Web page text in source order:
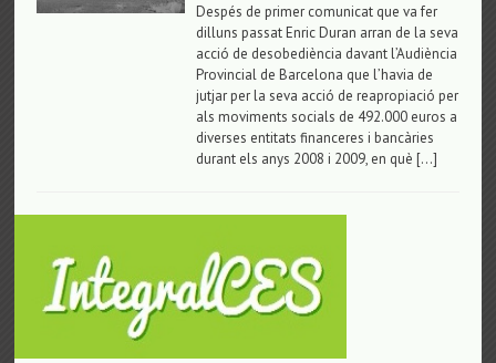
Despés de primer comunicat que va fer
dilluns passat Enric Duran arran de la seva
acció de desobediència davant l’Audiència
Provincial de Barcelona que l’havia de
jutjar per la seva acció de reapropiació per
als moviments socials de 492.000 euros a
diverses entitats financeres i bancàries
durant els anys 2008 i 2009, en què […]